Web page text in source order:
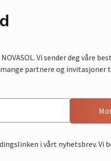
Vi sender deg våre
partnere og invitasjoner
i vårt nyhetsbrev. Vi